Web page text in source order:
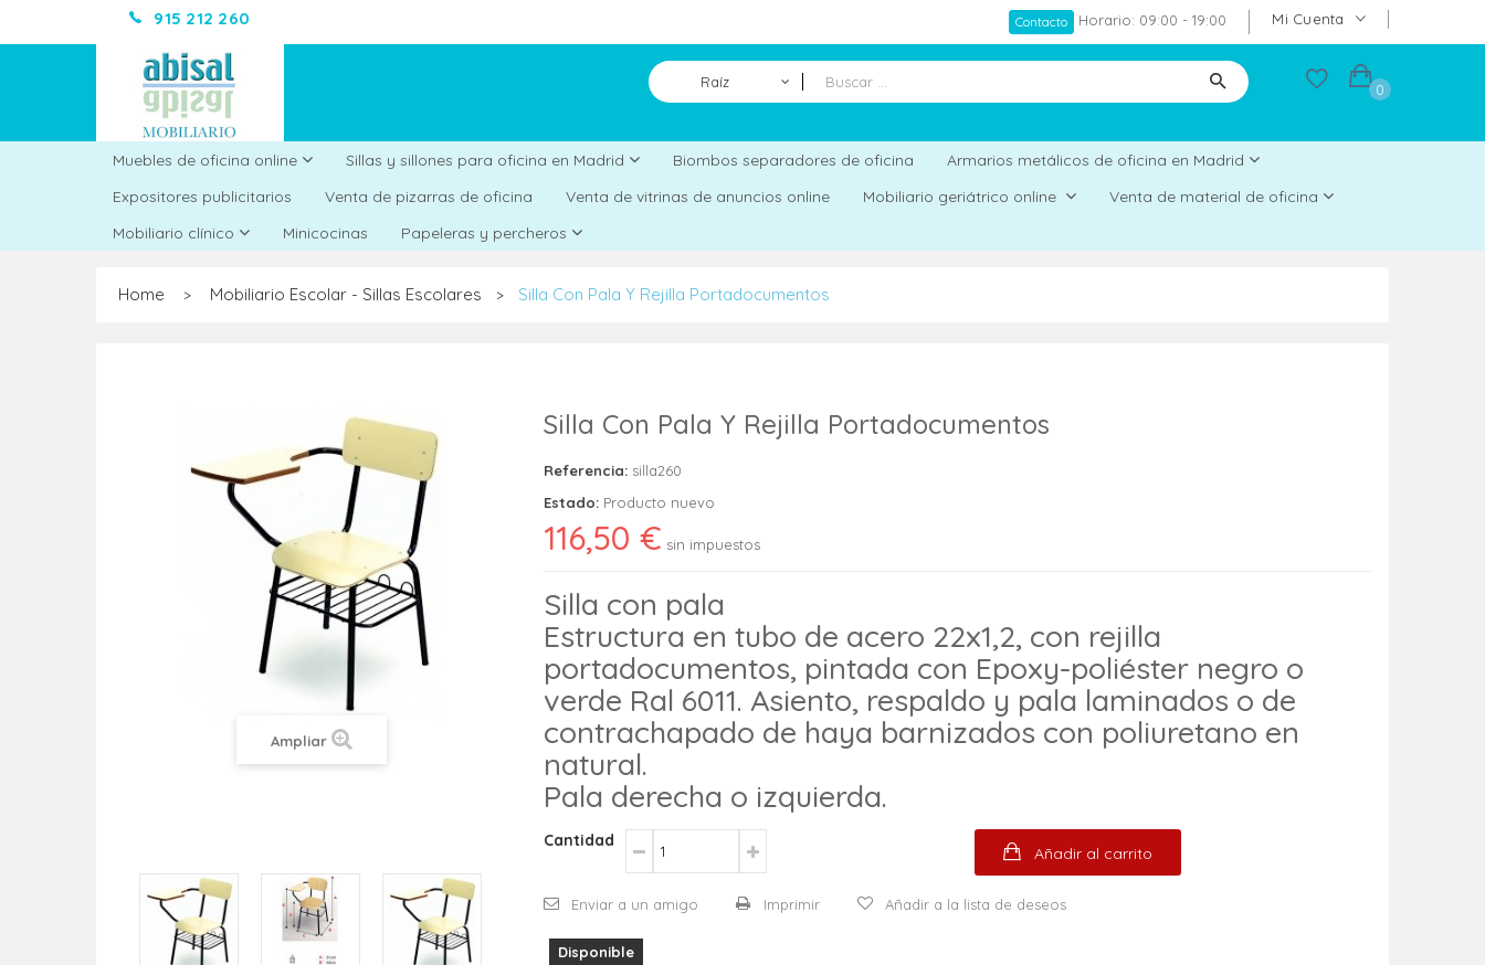
915 212 260 Mi Cuenta
Contacto Horario: 09:00 - 19:00
Raíz 0
Muebles de oficina online Sillas y sillones para oficina en Madrid Biombos separadores de oficina
Armarios metálicos de oficina en Madrid
Expositores publicitarios
Venta de pizarras de oficina Venta de vitrinas de anuncios online Mobiliario geriátrico online
Venta de material de oficina
Mobiliario clínico
Minicocinas Papeleras y percheros
Home > Mobiliario Escolar - Sillas Escolares > Silla Con Pala Y Rejilla Portadocumentos
Ampliar
Silla Con Pala Y Rejilla Portadocumentos
Referencia: silla260
Estado: Producto nuevo
116,50 € sin impuestos
Silla con pala
Estructura en tubo de acero 22x1,2, con rejilla
portadocumentos, pintada con Epoxy-poliéster negro o
verde Ral 6011. Asiento, respaldo y pala laminados o de
contrachapado de haya barnizados con poliuretano en
natural.
Pala derecha o izquierda.
Cantidad
Añadir al carrito
Enviar a un amigo Imprimir Añadir a la lista de deseos
Disponible